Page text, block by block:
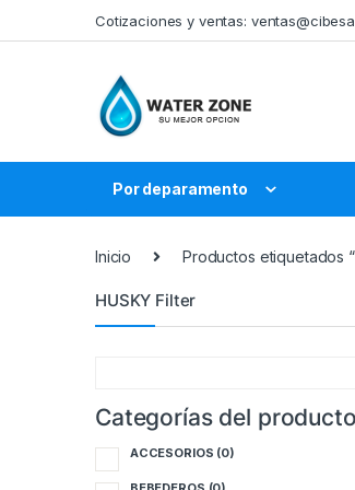
Cotizaciones y ventas:
Por deparamento
Inicio Productos etiquetados
HUSKY Filter
Categorías del producto
ACCESORIOS (0)